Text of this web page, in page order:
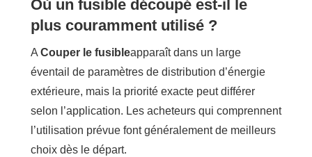
Où un fusible découpé est-il le
plus couramment utilisé ?
A Couper le fusibleapparaît dans un large
éventail de paramètres de distribution d’énergie
extérieure, mais la priorité exacte peut différer
selon l’application. Les acheteurs qui comprennent
l’utilisation prévue font généralement de meilleurs
choix dès le départ.